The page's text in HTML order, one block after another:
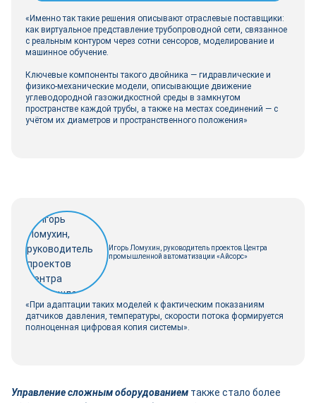
«Именно так такие решения описывают отраслевые поставщики:
как виртуальное представление трубопроводной сети, связанное
с реальным контуром через сотни сенсоров, моделирование и
машинное обучение.
Ключевые компоненты такого двойника — гидравлические и
физико-механические модели, описывающие движение
углеводородной газожидкостной среды в замкнутом
пространстве каждой трубы, а также на местах соединений — с
учётом их диаметров и пространственного положения»
Игорь Ломухин, руководитель проектов Центра
промышленной автоматизации «Айсорс»
«При адаптации таких моделей к фактическим показаниям
датчиков давления, температуры, скорости потока формируется
полноценная цифровая копия системы».
Управление сложным оборудованием также стало более